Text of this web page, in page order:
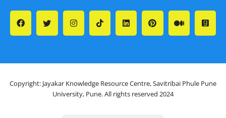
Copyright: Jayakar Knowledge Resource Centre, Savitribai Phule Pune
University, Pune. All rights reserved 2024